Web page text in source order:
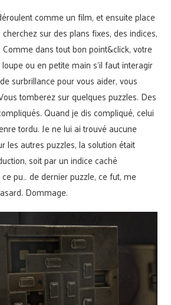
comme un film, et ensuite place
sur des plans fixes, des indices,
dans tout bon point&click, votre
ou en petite main s’il faut interagir
surbrillance pour vous aider, vous
tomberez sur quelques puzzles. Des
Quand je dis compliqué, celui
tordu. Je ne lui ai trouvé aucune
les autres puzzles, la solution était
soit par un indice caché
pu… de dernier puzzle, ce fut, me
Dommage.